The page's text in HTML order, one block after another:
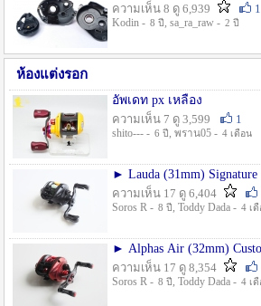
ความเห็น 8 ดู 6,939
1
Kodin - 8 ปี , sa_ra_raw - 2 ปี
ห้องแต่งรอก
อัพเดท px เหลือง
ความเห็น 7 ดู 3,599
1
shito--- - 6 ปี , พราน05 - 4 เดือน
► Lauda (31mm)
ความเห็น 17 ดู 6,404
Soros R - 8 ปี , Toddy Dada - 4 เ
► Alphas Air (32mm)
ความเห็น 17 ดู 8,354
Soros R - 8 ปี , Toddy Dada - 4 เ